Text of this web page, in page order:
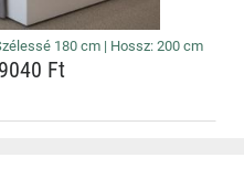
180 cm | Hossz: 200 cm
9040 Ft